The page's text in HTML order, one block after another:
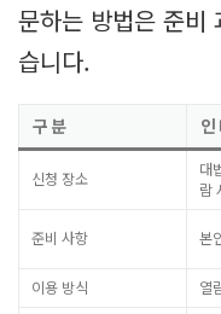
문하는 방법은 준비
습니다.
구분
신청 장소
대
람
준비 사항 본
이용 방식
열